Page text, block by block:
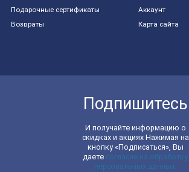
Подарочные сертификаты
Возвраты
Аккаунт
Карта сайта
Подпишитесь
И получайте информацию о
скидках и акциях Нажимая на
кнопку «Подписаться», Вы
даете согласие на обработку
персональных данных.